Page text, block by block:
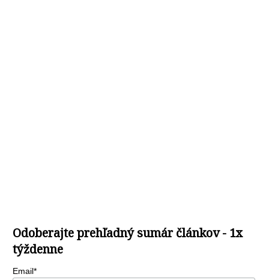
Odoberajte prehľadný sumár článkov - 1x
týždenne
Email*